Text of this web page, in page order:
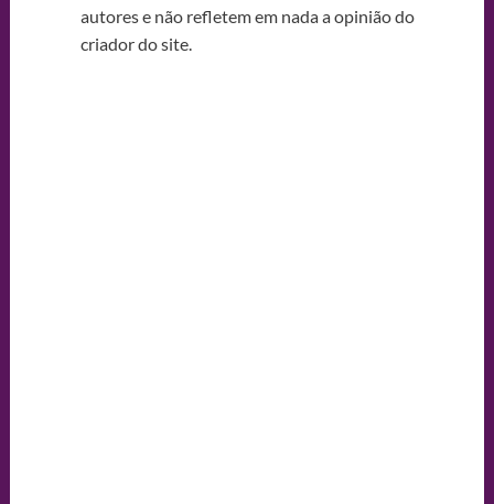
autores e não refletem em nada a opinião do
criador do site.